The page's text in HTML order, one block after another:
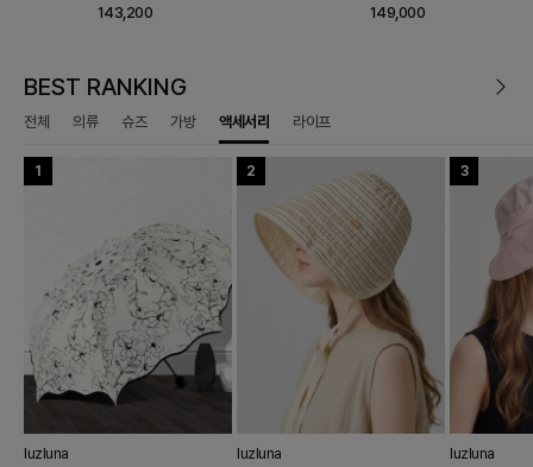
K)
143,200 (MELANGE BEIGE)
149,000
BEST RANKING
전체 의류 슈즈 가방 액세서리 라이프
IZZAT JIGOTT THE TILBURY
1
luzluna
2
luzluna
3
luzluna